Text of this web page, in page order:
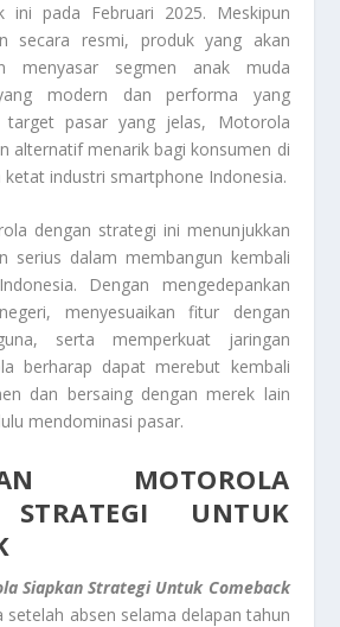
ini pada Februari 2025. Meskipun
secara resmi, produk yang akan
menyasar segmen anak muda
modern dan performa yang
target pasar yang jelas, Motorola
alternatif menarik bagi konsumen di
ketat industri smartphone Indonesia.
dengan strategi ini menunjukkan
serius dalam membangun kembali
Dengan mengedepankan
menyesuaikan fitur dengan
serta memperkuat jaringan
berharap dapat merebut kembali
dan bersaing dengan merek lain
mendominasi pasar.
MOTOROLA
UNTUK
Siapkan Strategi Untuk Comeback
setelah absen selama delapan tahun